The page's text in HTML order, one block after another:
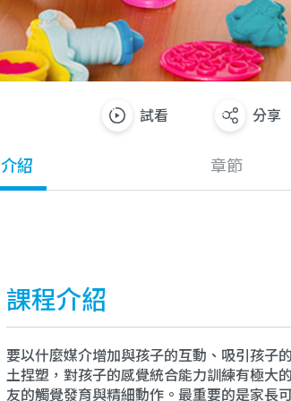
試看 分享
介紹 章節
課程介紹
要以什麼媒介增加與孩子的互動、吸引孩子
土捏塑，對孩子的感覺統合能力訓練有極大
友的觸覺發育與精細動作。最重要的是家長